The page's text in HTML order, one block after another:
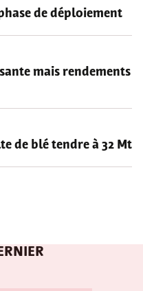
de déploiement
mais rendements
de blé tendre à 32 Mt